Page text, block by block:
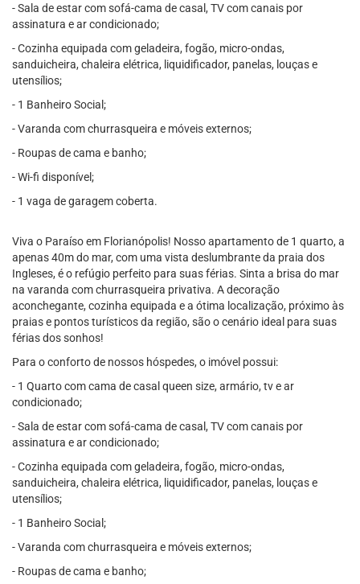
- Sala de estar com sofá-cama de casal, TV com canais por
assinatura e ar condicionado;
- Cozinha equipada com geladeira, fogão, micro-ondas,
sanduicheira, chaleira elétrica, liquidificador, panelas, louças e
utensílios;
- 1 Banheiro Social;
- Varanda com churrasqueira e móveis externos;
- Roupas de cama e banho;
- Wi-fi disponível;
- 1 vaga de garagem coberta.
Viva o Paraíso em Florianópolis! Nosso apartamento de 1 quarto, a
apenas 40m do mar, com uma vista deslumbrante da praia dos
Ingleses, é o refúgio perfeito para suas férias. Sinta a brisa do mar
na varanda com churrasqueira privativa. A decoração
aconchegante, cozinha equipada e a ótima localização, próximo às
praias e pontos turísticos da região, são o cenário ideal para suas
férias dos sonhos!
Para o conforto de nossos hóspedes, o imóvel possui:
- 1 Quarto com cama de casal queen size, armário, tv e ar
condicionado;
- Sala de estar com sofá-cama de casal, TV com canais por
assinatura e ar condicionado;
- Cozinha equipada com geladeira, fogão, micro-ondas,
sanduicheira, chaleira elétrica, liquidificador, panelas, louças e
utensílios;
- 1 Banheiro Social;
- Varanda com churrasqueira e móveis externos;
- Roupas de cama e banho;